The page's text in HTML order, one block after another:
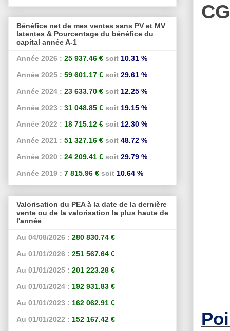
Bénéfice net de mes ventes sans PV et MV
latentes & Pourcentage du bénéfice du
capital année A-1
Année 2026 : 25 937.46 € soit 10.31 %
Année 2025 : 59 601.17 € soit 29.61 %
Année 2024 : 23 633.70 € soit 12.25 %
Année 2023 : 31 048.85 € soit 19.15 %
Année 2022 : 18 715.12 € soit 12.30 %
Année 2021 : 51 327.16 € soit 48.72 %
Année 2020 : 24 209.41 € soit 29.79 %
Année 2019 : 7 815.96 € soit 10.64 %
Valorisation du PEA à la date de la dernière
vente ou de la valorisation la plus haute de
l'année
Au 04/08/2026 : 280 830.74 €
Au 01/01/2026 : 251 567.64 €
Au 01/01/2025 : 201 223.28 €
Au 01/01/2024 : 192 931.83 €
Au 01/01/2023 : 162 062.91 €
Au 01/01/2022 : 152 167.42 €